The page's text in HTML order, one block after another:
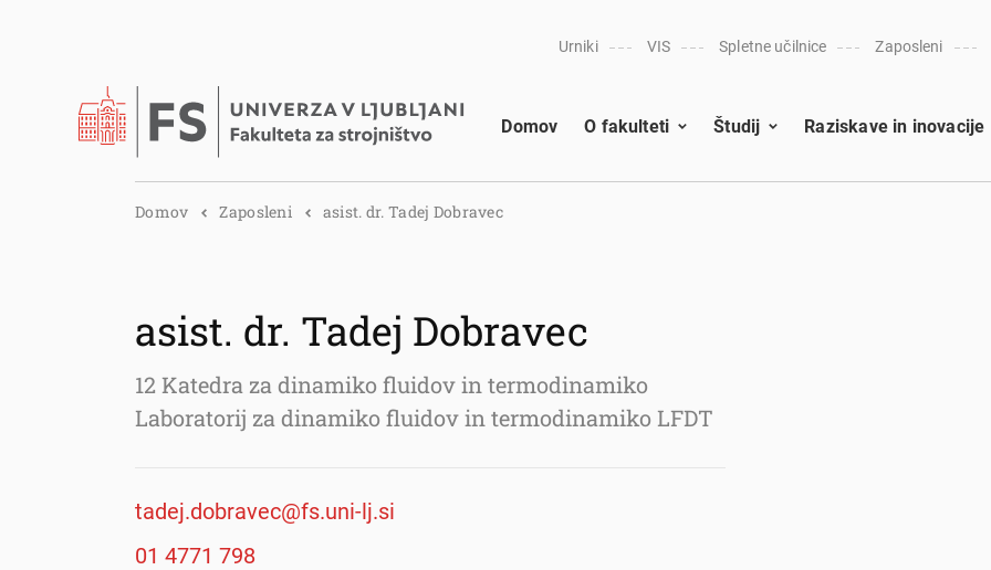
Urniki VIS Spletne učilnice Zaposleni
Domov O fakulteti Študij Raziskave in inovacije
Domov Zaposleni asist. dr. Tadej Dobravec
asist. dr. Tadej Dobravec
12 Katedra za dinamiko fluidov in termodinamiko
Laboratorij za dinamiko fluidov in termodinamiko LFDT
tadej.dobravec@fs.uni-lj.si
01 4771 798